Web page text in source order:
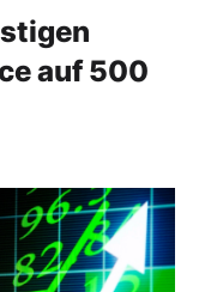
auf 500